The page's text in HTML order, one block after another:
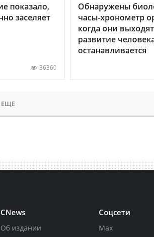
показало,
заселяет
36360
Обнаружены
часы-хронометр
когда они
развитие
останавливается
ЕЩЕ
CNews
Об издании
Соцсети
Max